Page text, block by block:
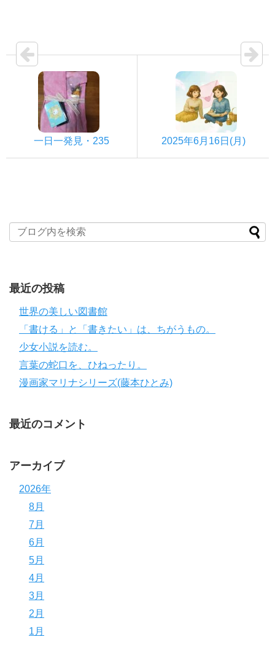
一日一発見・235 2025年6月16日(月)
最近の投稿
世界の美しい図書館
「書ける」と「書きたい」は、ちがうもの。
少女小説を読む。
言葉の蛇口を、ひねったり。
漫画家マリナシリーズ(藤本ひとみ)
最近のコメント
アーカイブ
2026年
8月
7月
6月
5月
4月
3月
2月
1月